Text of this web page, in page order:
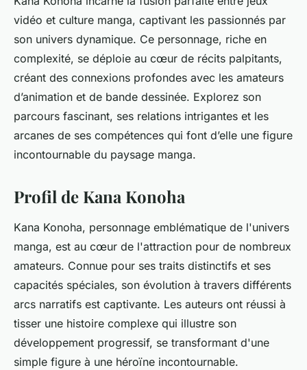
vidéo et culture manga, captivant les passionnés par
son univers dynamique. Ce personnage, riche en
complexité, se déploie au cœur de récits palpitants,
créant des connexions profondes avec les amateurs
d’animation et de bande dessinée. Explorez son
parcours fascinant, ses relations intrigantes et les
arcanes de ses compétences qui font d’elle une figure
incontournable du paysage manga.
Profil de Kana Konoha
Kana Konoha, personnage emblématique de l'univers
manga, est au cœur de l'attraction pour de nombreux
amateurs. Connue pour ses traits distinctifs et ses
capacités spéciales, son évolution à travers différents
arcs narratifs est captivante. Les auteurs ont réussi à
tisser une histoire complexe qui illustre son
développement progressif, se transformant d'une
simple figure à une héroïne incontournable.